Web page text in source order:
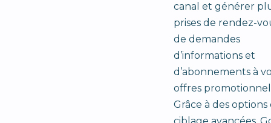
canal et générer
prises de rendez-
de demandes
d’informations et
d’abonnements à
offres
Grâce à des options